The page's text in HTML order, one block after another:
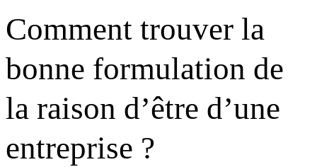
Comment trouver la
bonne formulation de
la raison d’être d’une
entreprise ?